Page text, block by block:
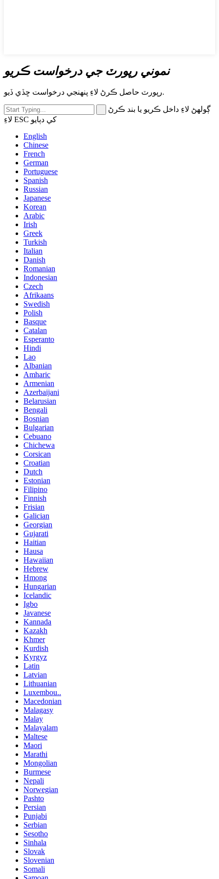
نموني رپورٽ جي درخواست ڪريو
رپورٽ حاصل ڪرڻ لاءِ پنھنجي درخواست ڇڏي ڏيو.
ڳولهڻ لاءِ داخل ڪريو يا بند ڪرڻ
لاءِ ESC کي دٻايو
English
Chinese
French
German
Portuguese
Spanish
Russian
Japanese
Korean
Arabic
Irish
Greek
Turkish
Italian
Danish
Romanian
Indonesian
Czech
Afrikaans
Swedish
Polish
Basque
Catalan
Esperanto
Hindi
Lao
Albanian
Amharic
Armenian
Azerbaijani
Belarusian
Bengali
Bosnian
Bulgarian
Cebuano
Chichewa
Corsican
Croatian
Dutch
Estonian
Filipino
Finnish
Frisian
Galician
Georgian
Gujarati
Haitian
Hausa
Hawaiian
Hebrew
Hmong
Hungarian
Icelandic
Igbo
Javanese
Kannada
Kazakh
Khmer
Kurdish
Kyrgyz
Latin
Latvian
Lithuanian
Luxembou..
Macedonian
Malagasy
Malay
Malayalam
Maltese
Maori
Marathi
Mongolian
Burmese
Nepali
Norwegian
Pashto
Persian
Punjabi
Serbian
Sesotho
Sinhala
Slovak
Slovenian
Somali